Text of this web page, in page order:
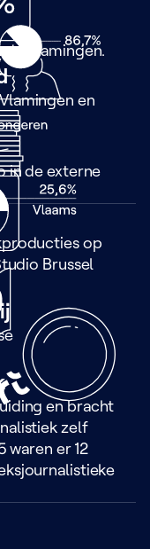
de Vlamingen.
en
in de externe
op
Brussel
en bracht
zelf
waren er 12